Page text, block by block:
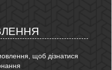
щоб дізнатися